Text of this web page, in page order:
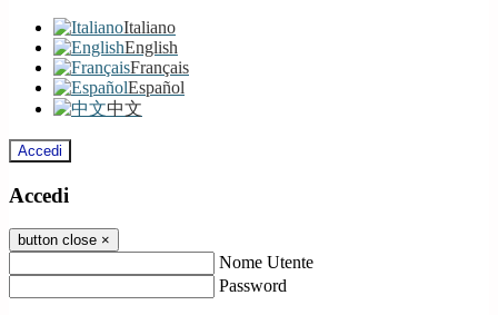
Italiano
English
Français
Español
中文
Accedi
Accedi
button close ×
Nome Utente
Password